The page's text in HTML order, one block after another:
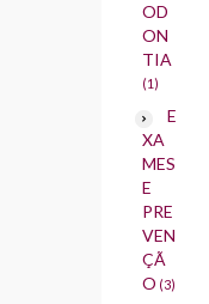
OD
ON
TIA
(1)
E
XA
MES
E
PRE
VEN
ÇÃ
O (3)